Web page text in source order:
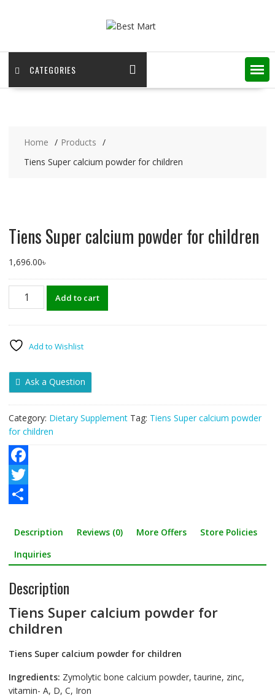
CATEGORIES
Home
Products
Tiens Super calcium powder for children
Tiens Super calcium powder for children
1,696.00৳
Tiens
Super
for
quantity
Add to cart
Add to Wishlist
Ask a Question
Category: Dietary Supplement Tag: Tiens Super calcium powder
for children
F
a
o
k
T
e
r
e
Description Reviews (0) More Offers
Store Policies
Inquiries
Description
Tiens Super calcium powder for
children
Tiens Super calcium powder for children
Ingredients: Zymolytic bone calcium powder, taurine, zinc,
vitamin- A, D, C, Iron